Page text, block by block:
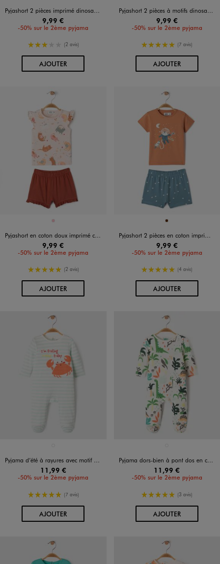
Pyjashort 2 pièces imprimé dinosaures bébé
9,99 €
-50% sur le 2ème pyjama
3/5 de moyenne
(2 avis)
AJOUTERAU PANIER
Pyjashort 2 pièces à motifs dinosaures bébé garçon
9,99 €
-50% sur le 2ème pyjama
5/5 de moyenne
(7 avis)
AJOUTERAU PANIER
Disponible en 1 coloris
ROSE
Pyjashort en coton doux imprimé chats bébé
9,99 €
-50% sur le 2ème pyjama
5/5 de moyenne
(2 avis)
AJOUTERAU PANIER
Disponible en 1 coloris
MARRON
Pyjashort 2 pièces en coton imprimé bébé
9,99 €
-50% sur le 2ème pyjama
5/5 de moyenne
(4 avis)
AJOUTERAU PANIER
Pyjama d’été à rayures avec motif crabe bébé garçon
11,99 €
-50% sur le 2ème pyjama
5/5 de moyenne
(7 avis)
AJOUTERAU PANIER
Pyjama dors-bien à pont dos en coton à motif bébé
11,99 €
-50% sur le 2ème pyjama
5/5 de moyenne
(3 avis)
AJOUTERAU PANIER